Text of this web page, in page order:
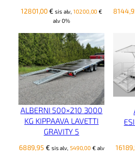
12801,00€ sis alv,10200,00€
alv 0%
ALBERNI 500×210 3000
KG KIPPAAVA LAVETTI
GRAVITY 5
6889,95 € sis alv, 5490,00€alv